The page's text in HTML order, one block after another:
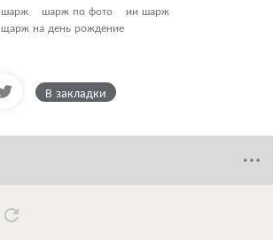
шарж шарж по фото
ии шарж
щарж на день рождение
В закладки